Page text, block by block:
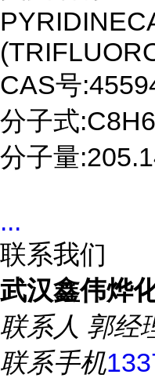
CAS号
分子式
分子量
...
联系我们
武汉鑫伟烨
联系人 郭经
联系手机